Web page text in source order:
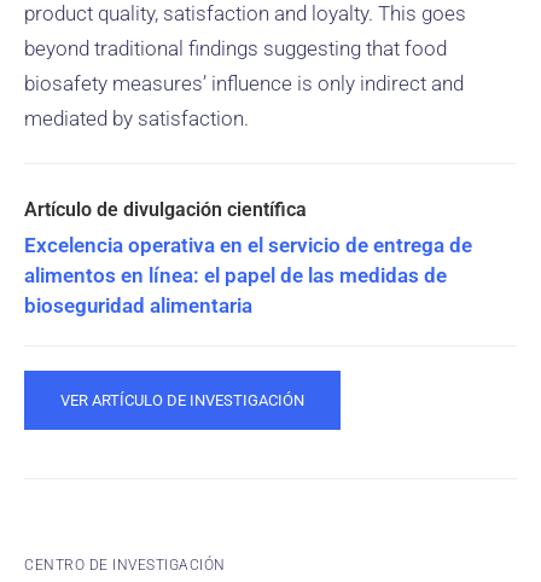
product quality, satisfaction and loyalty. This goes
beyond traditional findings suggesting that food
biosafety measures’ influence is only indirect and
mediated by satisfaction.
Excelencia operativa en el servicio de entrega de
alimentos en línea: el papel de las medidas de
bioseguridad alimentaria
VER ARTÍCULO DE INVESTIGACIÓN
CENTRO DE INVESTIGACIÓN